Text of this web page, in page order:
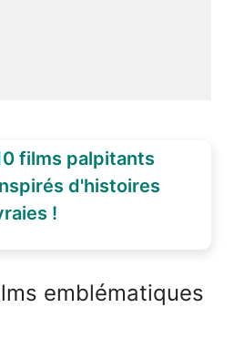
films palpitants
d'histoires
!
emblématiques